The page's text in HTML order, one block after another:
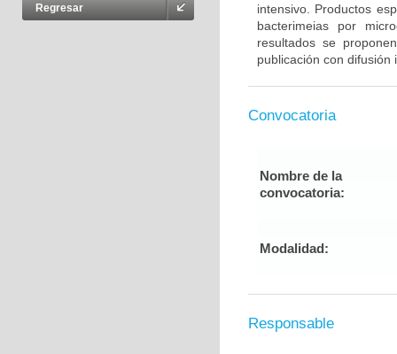
Regresar
intensivo. Productos
bacterimeias por
resultados se
publicación con
Convocatoria
Nombre de la
convocatoria:
Modalidad:
Responsable